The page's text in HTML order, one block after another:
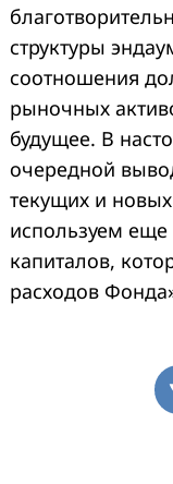
структуры
соотношения
рыночных
будущее. В
очередной
текущих и
используем
капиталов,
расходов